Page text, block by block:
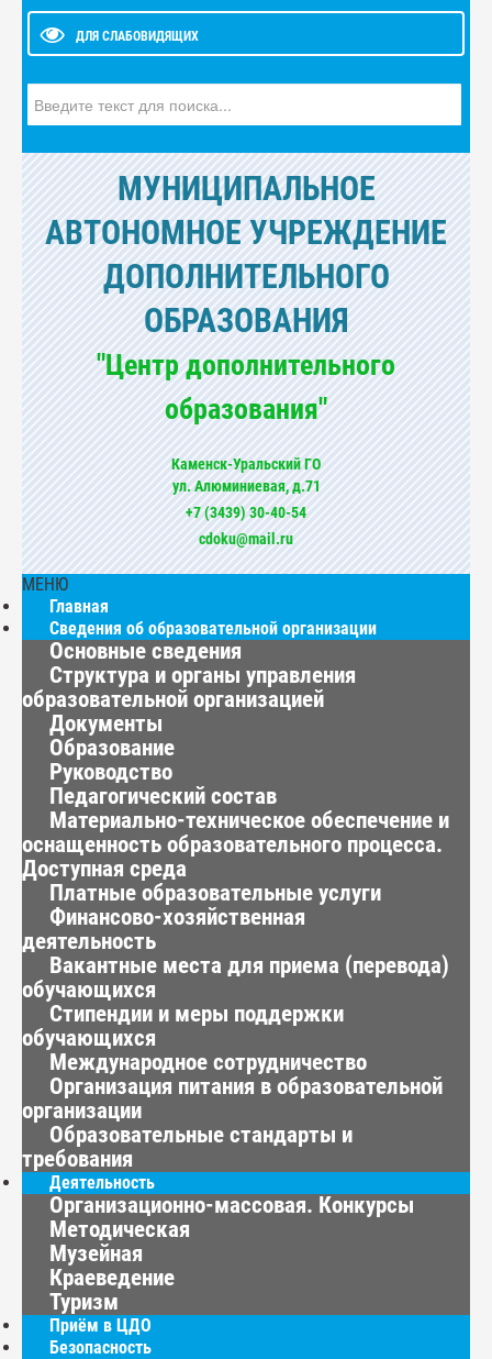
ДЛЯ СЛАБОВИДЯЩИХ
МУНИЦИПАЛЬНОЕ
АВТОНОМНОЕ УЧРЕЖДЕНИЕ
ДОПОЛНИТЕЛЬНОГО
ОБРАЗОВАНИЯ
"Центр дополнительного
образования"
Каменск-Уральский ГО
ул. Алюминиевая, д.71
+7 (3439) 30-40-54
cdoku@mail.ru
МЕНЮ
Главная
Сведения об образовательной организации
Основные сведения
Структура и органы управления
образовательной организацией
Документы
Образование
Руководство
Педагогический состав
Материально-техническое обеспечение и
оснащенность образовательного процесса.
Доступная среда
Платные образовательные услуги
Финансово-хозяйственная
деятельность
Вакантные места для приема (перевода)
обучающихся
Стипендии и меры поддержки
обучающихся
Международное сотрудничество
Организация питания в образовательной
организации
Образовательные стандарты и
требования
Деятельность
Организационно-массовая. Конкурсы
Методическая
Музейная
Краеведение
Туризм
Приём в ЦДО
Безопасность